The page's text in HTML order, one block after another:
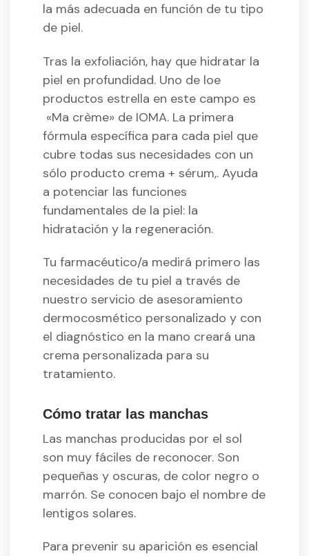
la más adecuada en función de tu tipo
de piel.
Tras la exfoliación, hay que hidratar la
piel en profundidad. Uno de loe
productos estrella en este campo es
«Ma crème» de IOMA. La primera
fórmula específica para cada piel que
cubre todas sus necesidades con un
sólo producto crema + sérum,. Ayuda
a potenciar las funciones
fundamentales de la piel: la
hidratación y la regeneración.
Tu farmacéutico/a medirá primero las
necesidades de tu piel a través de
nuestro servicio de asesoramiento
dermocosmético personalizado y con
el diagnóstico en la mano creará una
crema personalizada para su
tratamiento.
Cómo tratar las manchas
Las manchas producidas por el sol
son muy fáciles de reconocer. Son
pequeñas y oscuras, de color negro o
marrón. Se conocen bajo el nombre de
lentigos solares.
Para prevenir su aparición es esencial